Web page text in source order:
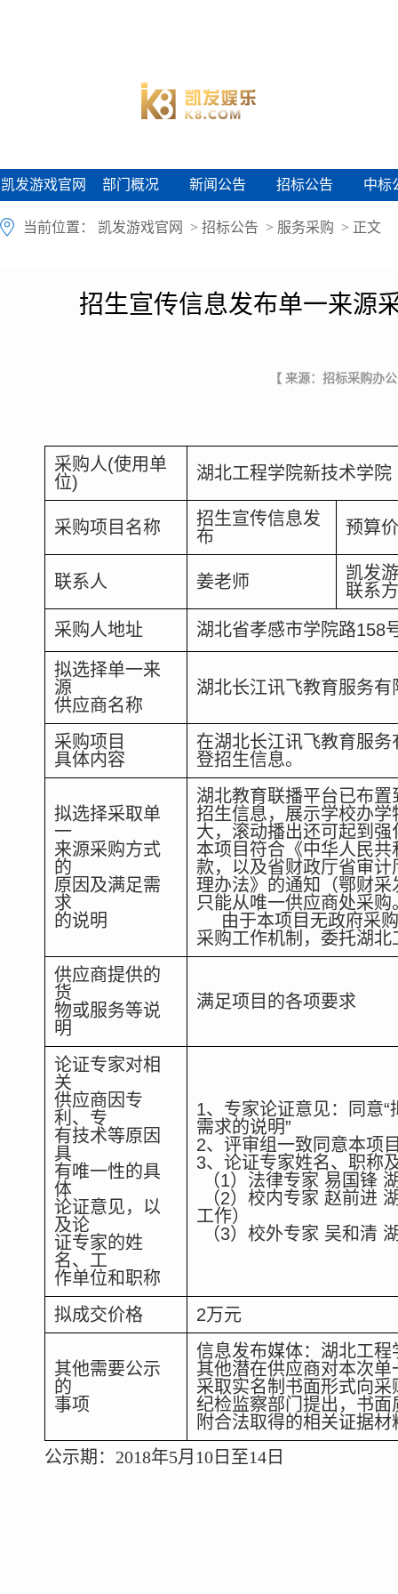
凯发游戏官网
凯发游戏官网 部门概况
部门概况 新闻公告
新闻公告 招标公告
招标公告 中标
中标
当前位置： 凯发游戏官网 > 招标公告 > 服务采购 > 正文
招生宣传信息发布单一来源
【 来源：招标采购办
采购人(使用单
位)
湖北工程学院新技术学
采购项目名称
招生宣传信息发
布
预算
联系人 姜老师
凯发
联系
采购人地址
湖北省孝感市学院路158
拟选择单一来
源
供应商名称
湖北长江讯飞教育服务有
采购项目
具体内容
在湖北长江讯飞教育服
登招生信息。
拟选择采取单
一
来源采购方式
的
原因及满足需
求
的说明
湖北教育联播平台已布
招生信息，展示学校办
大，滚动播出还可起到
本项目符合《中华人民
款，以及省财政厅省审
理办法》的通知（鄂财
只能从唯一供应商处采购
由于本项目无政府采
采购工作机制，委托湖
供应商提供的
货
物或服务等说
明
满足项目的各项要求
论证专家对相
关
供应商因专
利、专
有技术等原因
具
有唯一性的具
体
论证意见，以
及论
证专家的姓
名、工
作单位和职称
1、专家论证意见：同意
需求的说明”
2、评审组一致同意本项
3、论证专家姓名、职称
（1）法律专家 易国锋
（2）校内专家 赵前进
工作）
（3）校外专家 吴和清
拟成交价格 2万元
其他需要公示
的
事项
信息发布媒体：湖北工
其他潜在供应商对本次
采取实名制书面形式向
纪检监察部门提出，书
附合法取得的相关证据材
公示期： 2018年5月 10 日至14 日